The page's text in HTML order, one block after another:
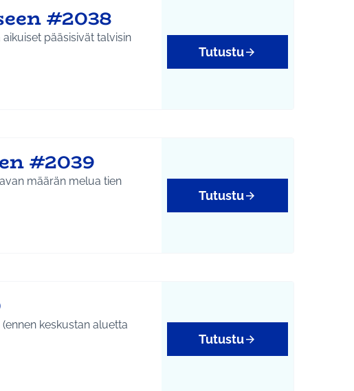
#2038
pääsisivät talvisin
Tutustu
#2039
määrän melua tien
Tutustu
keskustan aluetta
Tutustu